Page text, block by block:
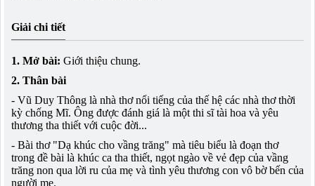
Giải chi tiết
1. Mở bài: Giới thiệu chung.
2. Thân bài
- Vũ Duy Thông là nhà thơ nổi tiếng của thế hệ các nhà thơ thời
kỳ chống Mĩ. Ông được đánh giá là một thi sĩ tài hoa và yêu
thương tha thiết với cuộc đời...
- Bài thơ "Dạ khúc cho vầng trăng" mà tiêu biểu là đoạn thơ
trong đề bài là khúc ca tha thiết, ngọt ngào về vẻ đẹp của vầng
trăng non qua lời ru của mẹ và tình yêu thương con vô bờ bến của
người mẹ.